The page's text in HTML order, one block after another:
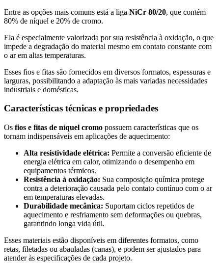
Entre as opções mais comuns está a liga NiCr 80/20, que contém
80% de níquel e 20% de cromo.
Ela é especialmente valorizada por sua resistência à oxidação, o que
impede a degradação do material mesmo em contato constante com
o ar em altas temperaturas.
Esses fios e fitas são fornecidos em diversos formatos, espessuras e
larguras, possibilitando a adaptação às mais variadas necessidades
industriais e domésticas.
Características técnicas e propriedades
Os fios e fitas de níquel cromo possuem características que os
tornam indispensáveis em aplicações de aquecimento:
Alta resistividade elétrica: Permite a conversão eficiente de
energia elétrica em calor, otimizando o desempenho em
equipamentos térmicos.
Resistência à oxidação: Sua composição química protege
contra a deterioração causada pelo contato contínuo com o ar
em temperaturas elevadas.
Durabilidade mecânica: Suportam ciclos repetidos de
aquecimento e resfriamento sem deformações ou quebras,
garantindo longa vida útil.
Esses materiais estão disponíveis em diferentes formatos, como
retas, filetadas ou abauladas (canas), e podem ser ajustados para
atender às especificações de cada projeto.